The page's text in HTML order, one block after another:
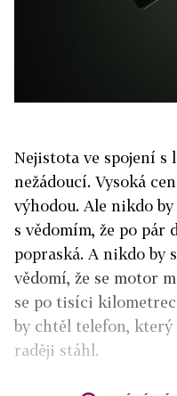
Nejistota ve spojení
nežádoucí. Vysoká
výhodou. Ale nikdo
s vědomím, že po pár
popraská. A nikdo by
vědomí, že se motor
se po tisíci
by chtěl telefon, který
raději stáhl.